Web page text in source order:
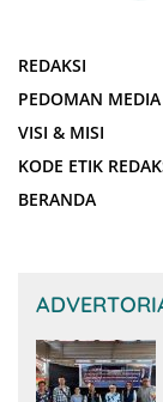
REDAKSI
PEDOMAN MEDIA
VISI & MISI
KODE ETIK
BERANDA